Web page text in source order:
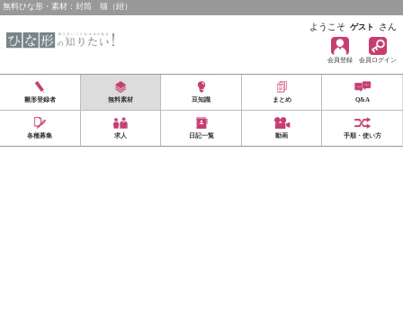
無料ひな形・素材：封筒 猫（紺）
ようこそ ゲスト さん
会員登録 会員ログイン
雛形登録者 無料素材 豆知識 まとめ Q&A
各種募集 求人 日記一覧 動画 手順・使い方